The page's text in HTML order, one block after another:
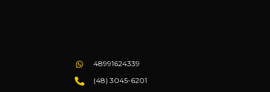
48991624339
(48) 3045-6201